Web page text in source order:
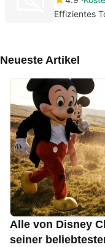
Effizientes
Neueste Artikel
Alle von Disney
seiner